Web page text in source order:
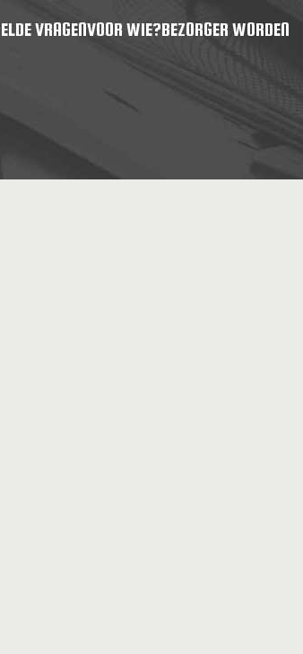
VRAGENVOOR WIE?BEZORGER WORDEN